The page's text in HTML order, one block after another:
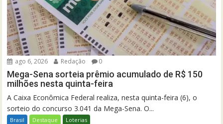
ago 6, 2026 Redação 0
Mega-Sena sorteia prêmio acumulado de R$ 150
milhões nesta quinta-feira
A Caixa Econômica Federal realiza, nesta quinta-feira (6), o
sorteio do concurso 3.041 da Mega-Sena. O...
Brasil Destaque Loterias